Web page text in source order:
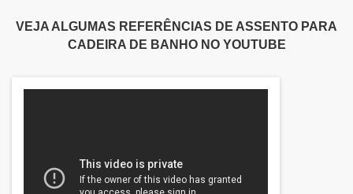
VEJA ALGUMAS REFERÊNCIAS DE ASSENTO PARA
CADEIRA DE BANHO NO YOUTUBE